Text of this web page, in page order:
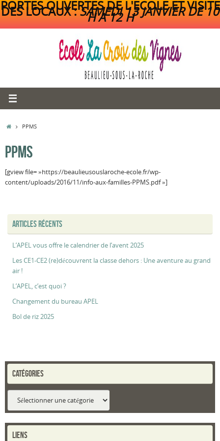
PORTES OUVERTES DE L'ECOLE ET VISITE
DES LOCAUX :SAMEDI 13 JANVIER DE 10
H A 12 H
ACCUEIL
PPMS
PPMS
[gview file= »https://beaulieusouslaroche-ecole.fr/wp-
content/uploads/2016/11/info-aux-familles-PPMS.pdf »]
ARTICLES RÉCENTS
L’APEL vous offre le calendrier de l’avent 2025
Les CE1-CE2 (re)découvrent la classe dehors : Une aventure au grand
air !
L’APEL, c’est quoi ?
Changement du bureau APEL
Bol de riz 2025
CATÉGORIES
LIENS